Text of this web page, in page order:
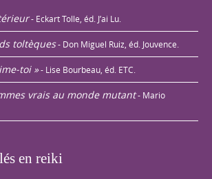
- Eckart Tolle, éd. J’ai Lu.
toltèques- Don Miguel Ruiz, éd. Jouvence.
toi »- Lise Bourbeau, éd. ETC.
vrais au monde mutant- Mario
en reiki